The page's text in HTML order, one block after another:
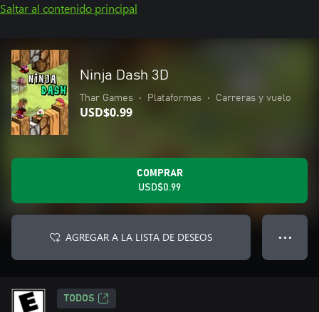
Saltar al contenido principal
Ninja Dash 3D
Thar Games • Plataformas • Carreras y vuelo
USD$0.99
COMPRAR
USD$0.99
AGREGAR A LA LISTA DE DESEOS ● ● ●
TODOS